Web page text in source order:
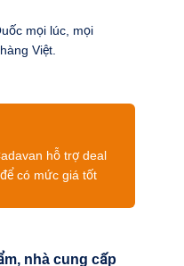
nhà cung cấp
mọi lúc, mọi
Việt.
hỗ trợ deal
có mức giá tốt